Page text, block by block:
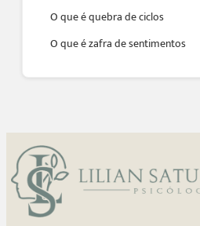
O que é quebra de ciclos
O que é zafra de sentimentos